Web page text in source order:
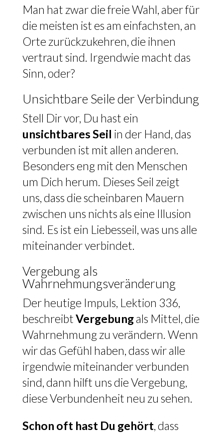
Man hat zwar die freie Wahl, aber für
die meisten ist es am einfachsten, an
Orte zurückzukehren, die ihnen
vertraut sind. Irgendwie macht das
Sinn, oder?
Unsichtbare Seile der Verbindung
unsichtbares Seil in der Hand, das
verbunden ist mit allen anderen.
Besonders eng mit den Menschen
um Dich herum. Dieses Seil zeigt
uns, dass die scheinbaren Mauern
zwischen uns nichts als eine Illusion
sind. Es ist ein Liebesseil, was uns alle
miteinander verbindet.
Vergebung als
Wahrnehmungsveränderung
Der heutige Impuls, Lektion 336,
beschreibtVergebungals Mittel, die
Wahrnehmung zu verändern. Wenn
wir das Gefühl haben, dass wir alle
irgendwie miteinander verbunden
sind, dann hilft uns die Vergebung,
diese Verbundenheit neu zu sehen.
Schon oft hast Du gehört, dass